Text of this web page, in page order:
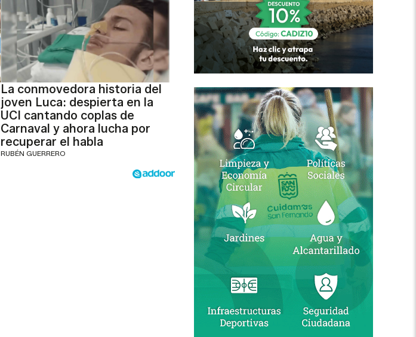
La conmovedora historia del
joven Luca: despierta en la
UCI cantando coplas de
Carnaval y ahora lucha por
recuperar el habla
RUBÉN GUERRERO